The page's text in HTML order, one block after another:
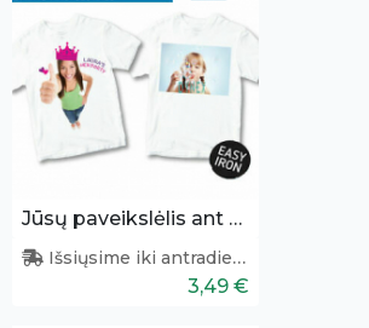
Jūsų paveikslėlis ant tekstilės
Išsiųsime iki antradienio
3,49 €